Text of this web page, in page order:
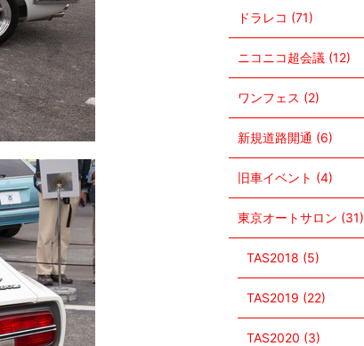
ドラレコ (71)
ニコニコ超会議 (12)
ワンフェス (2)
新規道路開通 (6)
旧車イベント (4)
東京オートサロン (31)
TAS2018 (5)
TAS2019 (22)
TAS2020 (3)